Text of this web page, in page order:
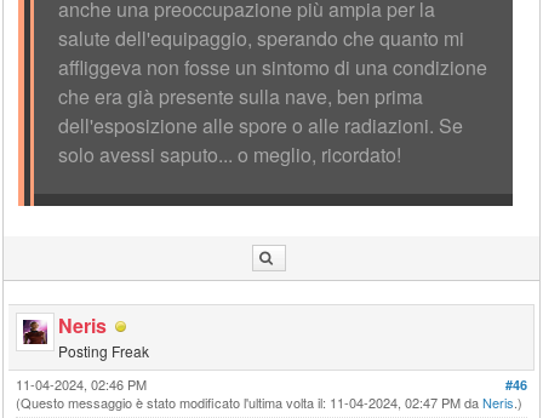
anche una preoccupazione più ampia per la
salute dell'equipaggio, sperando che quanto mi
affliggeva non fosse un sintomo di una condizione
che era già presente sulla nave, ben prima
dell'esposizione alle spore o alle radiazioni. Se
solo avessi saputo... o meglio, ricordato!
Neris
Posting Freak
#46
11-04-2024, 02:46 PM
(Questo messaggio è stato modificato l'ultima volta il: 11-04-2024, 02:47 PM daNeris .)